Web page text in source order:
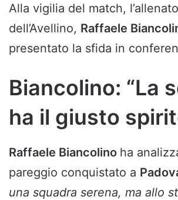
Alla vigilia del match,
dell’Avellino, Raffaele
presentato la sfida in
Biancolino: “La
ha il giusto
Raffaele Biancolino ha
pareggio conquistato a
una squadra serena, ma allo